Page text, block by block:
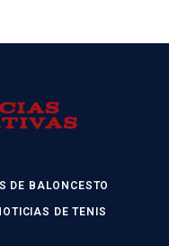
DE BALONCESTO
DE TENIS